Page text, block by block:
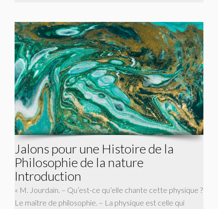
Jalons pour une Histoire de la
Philosophie de la nature
Introduction
« M. Jourdain. – Qu’est-ce qu’elle chante cette physique ?
Le maître de philosophie. – La physique est celle qui